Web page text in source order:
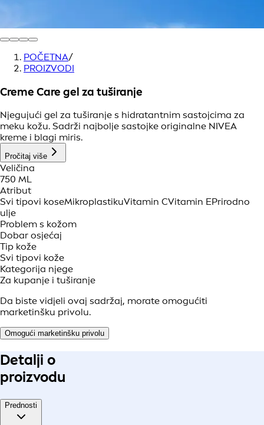
POČETNA/
PROIZVODI
Creme Care gel za tuširanje
Njegujući gel za tuširanje s hidratantnim sastojcima za
meku kožu. Sadrži najbolje sastojke originalne NIVEA
kreme i blagi miris.
Pročitaj više
Veličina
750 ML
Atribut
Svi tipovi koseMikroplastikuVitamin CVitamin EPrirodno
ulje
Problem s kožom
Dobar osjećaj
Tip kože
Svi tipovi kože
Kategorija njege
Za kupanje i tuširanje
Da biste vidjeli ovaj sadržaj, morate omogućiti
marketinšku privolu.
Omogući marketinšku privolu
Detalji o
proizvodu
Prednosti